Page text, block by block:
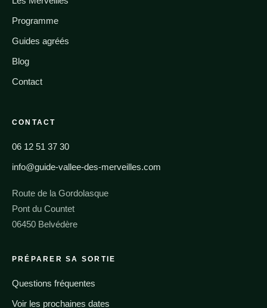
Programme
Guides agréés
Blog
Contact
CONTACT
06 12 51 37 30
info@guide-vallee-des-merveilles.com
Route de la Gordolasque
Pont du Countet
06450 Belvédère
PRÉPARER SA SORTIE
Questions fréquentes
Voir les prochaines dates